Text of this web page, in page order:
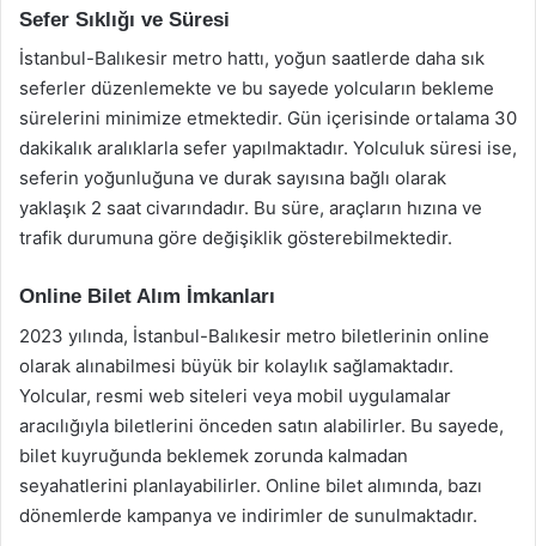
Sefer Sıklığı ve Süresi
İstanbul-Balıkesir metro hattı, yoğun saatlerde daha sık
seferler düzenlemekte ve bu sayede yolcuların bekleme
sürelerini minimize etmektedir. Gün içerisinde ortalama 30
dakikalık aralıklarla sefer yapılmaktadır. Yolculuk süresi ise,
seferin yoğunluğuna ve durak sayısına bağlı olarak
yaklaşık 2 saat civarındadır. Bu süre, araçların hızına ve
trafik durumuna göre değişiklik gösterebilmektedir.
Online Bilet Alım İmkanları
2023 yılında, İstanbul-Balıkesir metro biletlerinin online
olarak alınabilmesi büyük bir kolaylık sağlamaktadır.
Yolcular, resmi web siteleri veya mobil uygulamalar
aracılığıyla biletlerini önceden satın alabilirler. Bu sayede,
bilet kuyruğunda beklemek zorunda kalmadan
seyahatlerini planlayabilirler. Online bilet alımında, bazı
dönemlerde kampanya ve indirimler de sunulmaktadır.